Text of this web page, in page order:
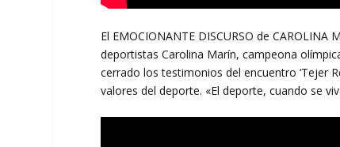
El EMOCIONANTE DISCURSO de CAROLINA
deportistas Carolina Marín, campeona
cerrado los testimonios del encuentro ‘Tejer
valores del deporte. «El deporte, cuando se